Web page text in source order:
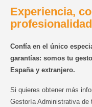
Experiencia,
Confía en el único
garantías: somos tu
España y extranjero.
Si quieres obtener más
Gestoría Administrativa de